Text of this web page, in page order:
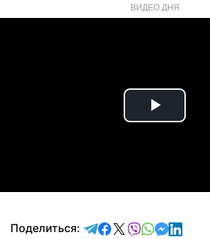
ВИДЕО ДНЯ
Play
Поделиться: отправить в Telegram
поделиться в
поделиться в X
отправить в